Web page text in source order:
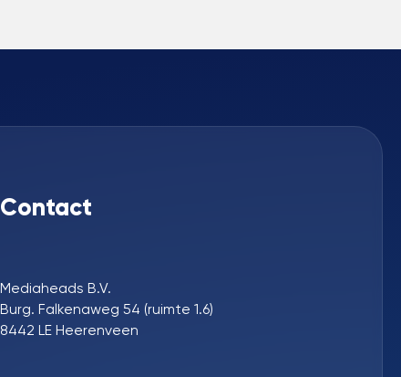
Contact
Mediaheads B.V.
Burg. Falkenaweg 54 (ruimte 1.6)
8442 LE Heerenveen